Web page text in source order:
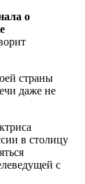
о
страны
даже не
в столицу
с